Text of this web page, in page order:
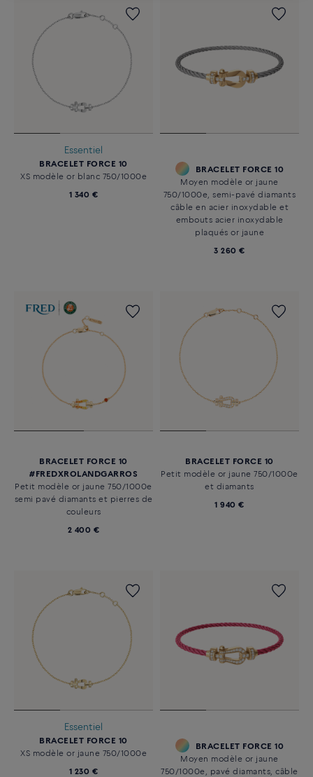
Essentiel
BRACELET FORCE 10
XS modèle or blanc 750/1000e
1 340 €
BRACELET FORCE 10
Moyen modèle or jaune
750/1000e, semi-pavé diamants
câble en acier inoxydable et
embouts acier inoxydable
plaqués or jaune
3 260 €
BRACELET FORCE 10
#FREDXROLANDGARROS
Petit modèle or jaune 750/1000e
semi pavé diamants et pierres de
couleurs
2 400 €
BRACELET FORCE 10
Petit modèle or jaune 750/1000e
et diamants
1 940 €
Essentiel
BRACELET FORCE 10
XS modèle or jaune 750/1000e
1 230 €
BRACELET FORCE 10
Moyen modèle or jaune
750/1000e, pavé diamants, câble